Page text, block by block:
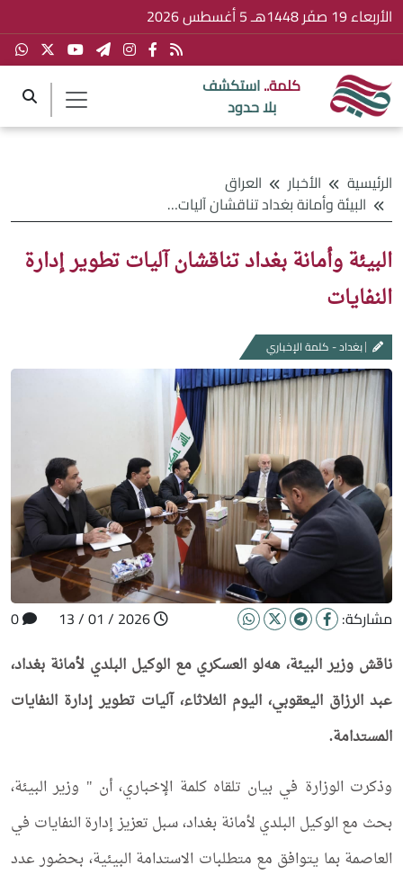
الأربعاء 19 صفَر 1448هـ 5 أغسطس 2026
كلمة..استكشف
بلا حدود
الرئيسية الأخبار
العراق
البيئة وأمانة بغداد تناقشان آليات تطوير إدارة النفايات
البيئة وأمانة بغداد تناقشان آليات تطوير إدارة
النفايات
بغداد - كلمة الإخباري
مشاركة:
ناقش وزير البيئة، هه‌لو العسكري مع الوكيل البلدي لأمانة بغداد،
عبد الرزاق اليعقوبي، اليوم الثلاثاء، آليات تطوير إدارة النفايات
المستدامة.
وذكرت الوزارة في بيان تلقاه كلمة الإخباري، أن " وزير البيئة،
بحث مع الوكيل البلدي لأمانة بغداد، سبل تعزيز إدارة النفايات في
العاصمة بما يتوافق مع متطلبات الاستدامة البيئية، بحضور عدد